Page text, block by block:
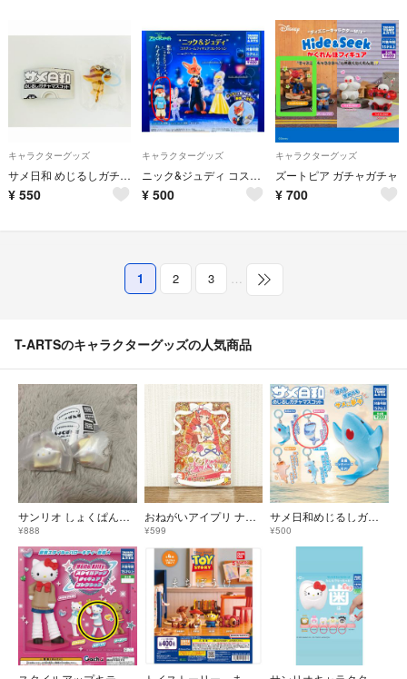
キャラクターグッズ
サメ日和 めじるしガチャマスコット ガチャ 興醒めザメ
¥ 550
キャラクターグッズ
ニック&ジュディ コスチュームフィギュアコレクション 変装ニック
¥ 500
キャラクターグッズ
ズートピア ガチャガチャ
¥ 700
1 2 3 …
T-ARTSのキャラクターグッズの人気商品
サンリオ しょくぱんず シナモロール キティちゃん
¥888
おねがいアイプリ ナナ ローズリボン
¥599
サメ日和めじるしガチャマスコット 湯冷めザメ
¥500